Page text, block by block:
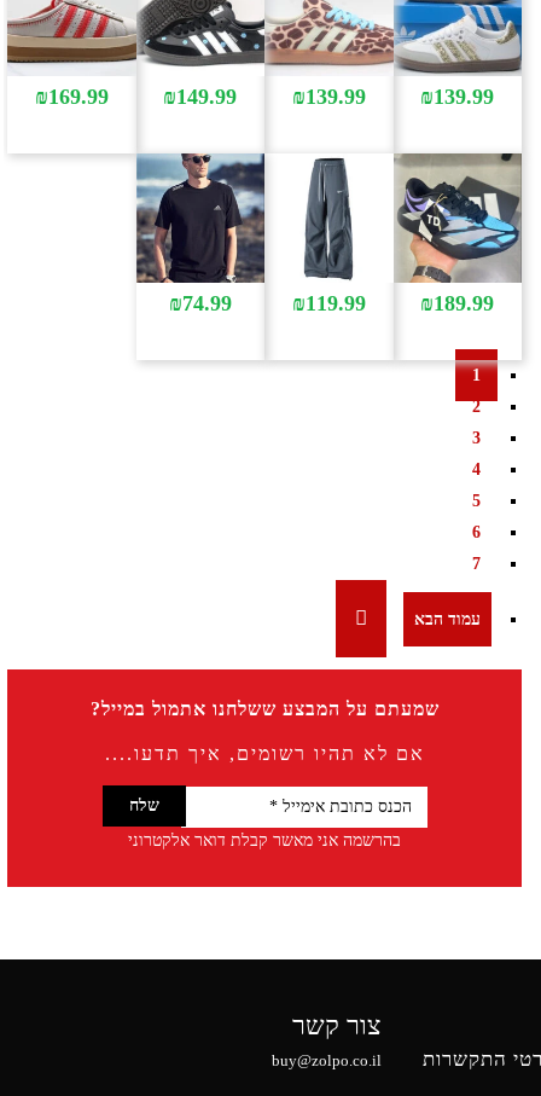
₪139.99
₪139.99
₪149.99
₪169.99
₪189.99
₪119.99
₪74.99
1
2
3
4
5
6
7
שמעתם על המבצע ששלחנו אתמול במייל?
אם לא תהיו רשומים, איך תדעו....
בהרשמה אני מאשר קבלת דואר אלקטרוני
התקשרות
צור קשר
buy@zolpo.co.il